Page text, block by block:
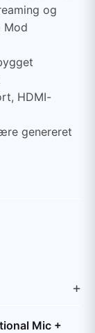
og
Mod
HDMI-
genereret
Mic +